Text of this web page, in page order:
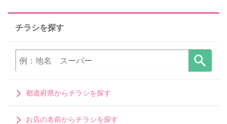
チラシを探す
都道府県からチラシを探す
お店の名前からチラシを探す